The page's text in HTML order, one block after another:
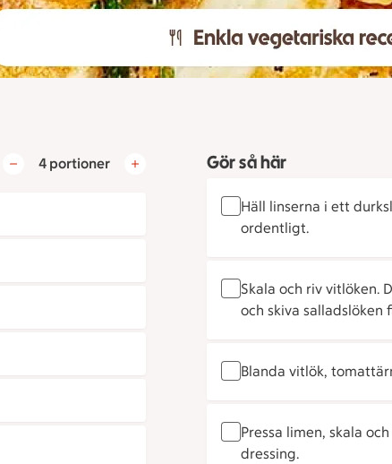
4 portioner Gör så här
Häll linserna i ett
ordentligt.
Skala och riv vitlöken.
och skiva salladslöken
Blanda vitlök,
Pressa limen, skala
dressing.